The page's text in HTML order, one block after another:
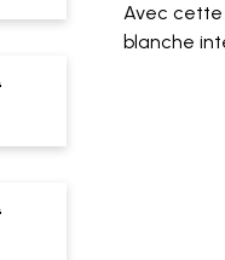
Avec
blanche